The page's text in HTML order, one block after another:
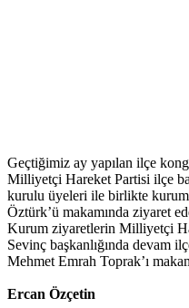
Geçtiğimiz ay yapılan ilçe
Milliyetçi Hareket Partisi ilçe
kurulu üyeleri ile birlikte
Öztürk’ü makamında ziyaret
Kurum ziyaretlerin Milliyetçi
Sevinç başkanlığında devam
Mehmet Emrah Toprak’ı
Ercan Özçetin